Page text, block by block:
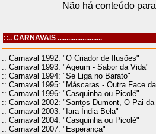
Não há conteúdo
::.. CARNAVAIS .........................
:: Carnaval 1992: "O Criador de Ilusões"
:: Carnaval 1993: "Ageum - Sabor da Vida"
:: Carnaval 1994: "Se Liga no Barato"
:: Carnaval 1995: "Máscaras - Outra Face
:: Carnaval 1996: "Casquinha ou Picolé"
:: Carnaval 2002: "Santos Dumont, O Pai da
:: Carnaval 2003: "Iara Índia Bela"
:: Carnaval 2004: "Casquinha ou Picolé"
:: Carnaval 2007: "Esperança"